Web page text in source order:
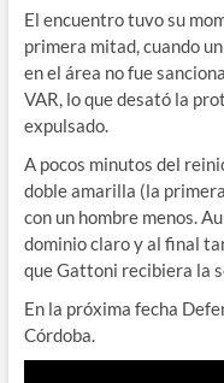
El encuentro tuvo su
primera mitad, cuando
en el área no fue
VAR, lo que desató la
expulsado.
A pocos minutos del
doble amarilla (la
con un hombre menos.
dominio claro y al final
que Gattoni recibiera la
En la próxima fecha
Córdoba.